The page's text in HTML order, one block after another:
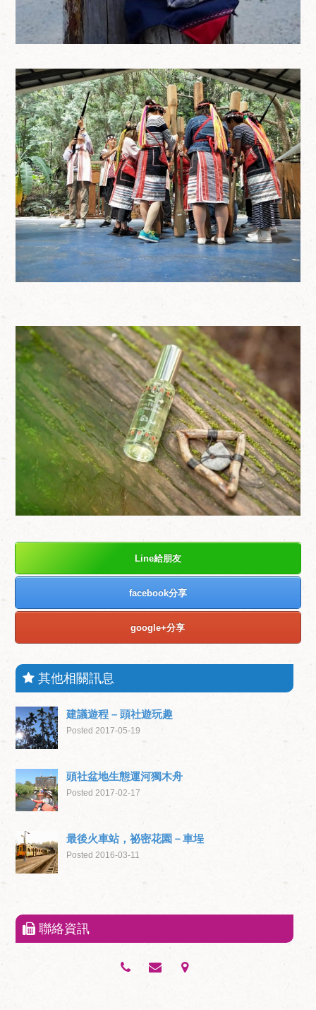
Line給朋友
facebook分享
google+分享
其他相關訊息
建議遊程 – 頭社遊玩趣
Posted 2017-05-19
頭社盆地生態運河獨木舟
Posted 2017-02-17
最後火車站，祕密花園－車埕
Posted 2016-03-11
聯絡資訊